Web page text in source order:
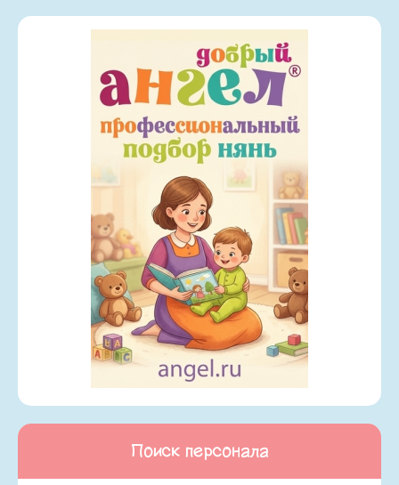
Поиск персонала